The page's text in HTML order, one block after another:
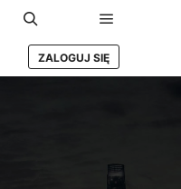
Szukaj Główne
ZALOGUJ SIĘ